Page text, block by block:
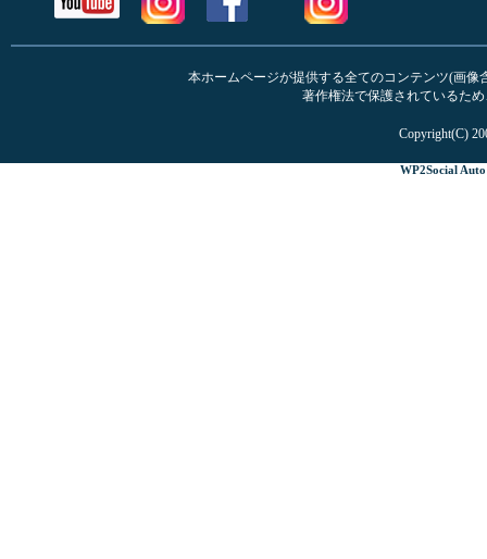
本ホームページが提供する全てのコンテンツ(画
著作権法で保護されているた
Copyright(C)
WP2Social